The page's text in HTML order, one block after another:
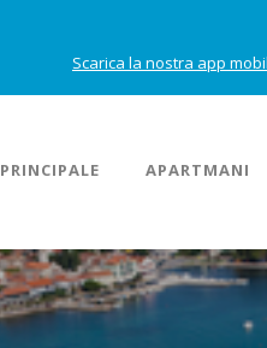
Scarica la nostra app
PRINCIPALE APARTMANI